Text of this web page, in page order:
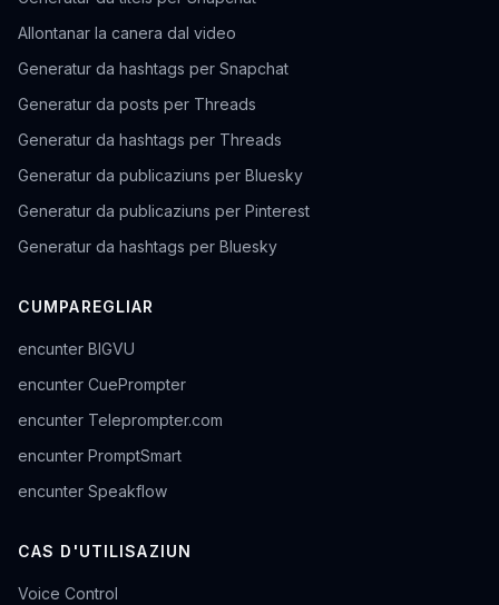
Allontanar la canera dal video
Generatur da hashtags per Snapchat
Generatur da posts per Threads
Generatur da hashtags per Threads
Generatur da publicaziuns per Bluesky
Generatur da publicaziuns per Pinterest
Generatur da hashtags per Bluesky
CUMPAREGLIAR
encunter BIGVU
encunter CuePrompter
encunter Teleprompter.com
encunter PromptSmart
encunter Speakflow
CAS D'UTILISAZIUN
Voice Control